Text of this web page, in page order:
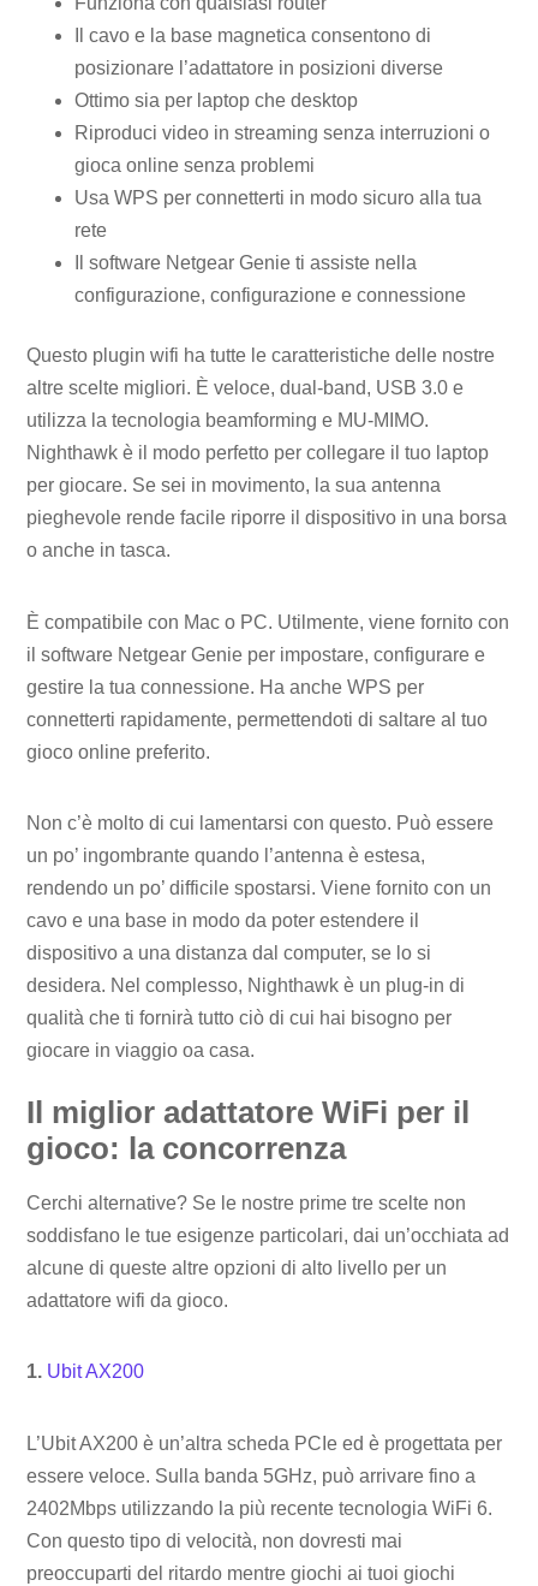
Il cavo e la base magnetica consentono di
posizionare l’adattatore in posizioni diverse
Ottimo sia per laptop che desktop
Riproduci video in streaming senza interruzioni o
gioca online senza problemi
Usa WPS per connetterti in modo sicuro alla tua
rete
Il software Netgear Genie ti assiste nella
configurazione, configurazione e connessione
Questo plugin wifi ha tutte le caratteristiche delle nostre
altre scelte migliori. È veloce, dual-band, USB 3.0 e
utilizza la tecnologia beamforming e MU-MIMO.
Nighthawk è il modo perfetto per collegare il tuo laptop
per giocare. Se sei in movimento, la sua antenna
pieghevole rende facile riporre il dispositivo in una borsa
o anche in tasca.
È compatibile con Mac o PC. Utilmente, viene fornito con
il software Netgear Genie per impostare, configurare e
gestire la tua connessione. Ha anche WPS per
connetterti rapidamente, permettendoti di saltare al tuo
gioco online preferito.
Non c’è molto di cui lamentarsi con questo. Può essere
un po’ ingombrante quando l’antenna è estesa,
rendendo un po’ difficile spostarsi. Viene fornito con un
cavo e una base in modo da poter estendere il
dispositivo a una distanza dal computer, se lo si
desidera. Nel complesso, Nighthawk è un plug-in di
qualità che ti fornirà tutto ciò di cui hai bisogno per
giocare in viaggio oa casa.
Il miglior adattatore WiFi per il
gioco: la concorrenza
Cerchi alternative? Se le nostre prime tre scelte non
soddisfano le tue esigenze particolari, dai un’occhiata ad
alcune di queste altre opzioni di alto livello per un
adattatore wifi da gioco.
1. Ubit AX200
L’Ubit AX200 è un’altra scheda PCIe ed è progettata per
essere veloce. Sulla banda 5GHz, può arrivare fino a
2402Mbps utilizzando la più recente tecnologia WiFi 6.
Con questo tipo di velocità, non dovresti mai
preoccuparti del ritardo mentre giochi ai tuoi giochi